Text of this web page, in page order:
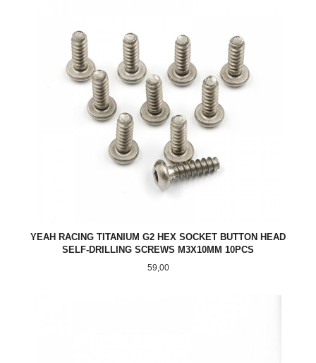
YEAH RACING TITANIUM G2 HEX SOCKET BUTTON HEAD
SELF-DRILLING SCREWS M3X10MM 10PCS
Pris
59,00